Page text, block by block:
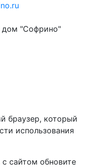
"Софрино"
браузер, который
использования
сайтом обновите